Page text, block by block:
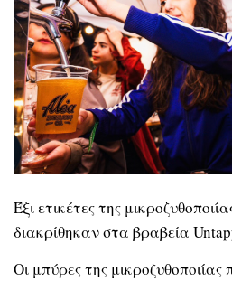
Έξι ετικέτες της
διακρίθηκαν στα βραβεία
Οι μπύρες της